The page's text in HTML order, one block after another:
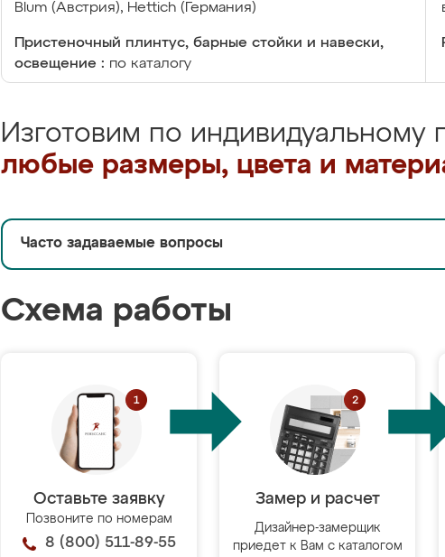
Blum (Австрия), Hettich (Германия)
Пристеночный плинтус, барные стойки и навески,
освещение : по каталогу
Изготовим по индивидуальному
любые размеры, цвета и
Часто задаваемые вопросы
Схема работы
Оставьте заявку
Позвоните по номерам
8 (800) 511-89-55
Замер и расчет
Дизайнер-замерщик
приедет к Вам с каталогом